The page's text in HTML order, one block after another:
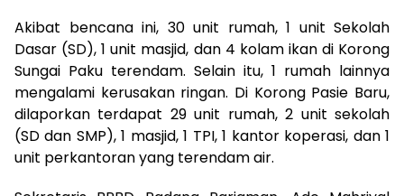
Akibat bencana ini, 30 unit rumah, 1 unit Sekolah
Dasar (SD), 1 unit masjid, dan 4 kolam ikan di Korong
Sungai Paku terendam. Selain itu, 1 rumah lainnya
mengalami kerusakan ringan. Di Korong Pasie Baru,
dilaporkan terdapat 29 unit rumah, 2 unit sekolah
(SD dan SMP), 1 masjid, 1 TPI, 1 kantor koperasi, dan 1
unit perkantoran yang terendam air.